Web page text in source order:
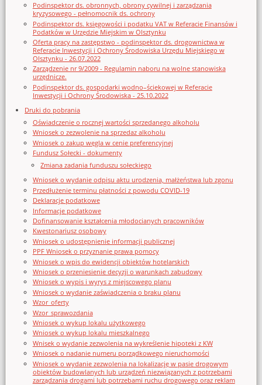
Podinspektor ds. obronnych, obrony cywilnej i zarządzania
kryzysowego - pełnomocnik ds. ochrony
Podinspektor ds. księgowości i podatku VAT w Referacie Finansów i
Podatków w Urzędzie Miejskim w Olsztynku
Oferta pracy na zastępstwo - podinspektor ds. drogownictwa w
Referacie Inwestycji i Ochrony Środowiska Urzędu Miejskiego w
Olsztynku - 26.07.2022
Zarządzenie nr 9/2009 - Regulamin naboru na wolne stanowiska
urzędnicze.
Podinspektor ds. gospodarki wodno–ściekowej w Referacie
Inwestycji i Ochrony Środowiska - 25.10.2022
Druki do pobrania
Oświadczenie o rocznej wartości sprzedanego alkoholu
Wniosek o zezwolenie na sprzedaz alkoholu
Wniosek o zakup węgla w cenie preferencyjnej
Fundusz Sołecki - dokumenty
Zmiana zadania funduszu sołeckiego
Wniosek o wydanie odpisu aktu urodzenia, małżeństwa lub zgonu
Przedłużenie terminu płatności z powodu COVID-19
Deklaracje podatkowe
Informacje podatkowe
Dofinansowanie kształcenia młodocianych pracowników
Kwestonariusz osobowy
Wniosek o udostępnienie informacji publicznej
PPF Wniosek o przyznanie prawa pomocy
Wniosek o wpis do ewidencji obiektów hotelarskich
Wniosek o przeniesienie decyzji o warunkach zabudowy
Wniosek o wypis i wyrys z miejscowego planu
Wniosek o wydanie zaświadczenia o braku planu
Wzor_oferty
Wzor_sprawozdania
Wniosek o wykup lokalu użytkowego
Wniosek o wykup lokalu mieszkalnego
Wnisek o wydanie zezwolenia na wykreślenie hipoteki z KW
Wniosek o nadanie numeru porządkowego nieruchomości
Wniosek o wydanie zezwolenia na lokalizację w pasie drogowym
obiektów budowlanych lub urządzeń niezwiązanych z potrzebami
zarządzania drogami lub potrzebami ruchu drogowego oraz reklam